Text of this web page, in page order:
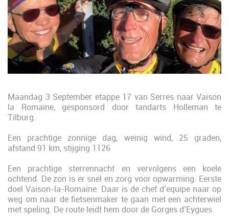
Maandag 3 September etappe 17 van Serres naar Vaison
la Romaine, gesponsord door tandarts Holleman te
Tilburg.
Een prachtige zonnige dag, weinig wind, 25 graden,
afstand 91 km, stijging 1126
Een prachtige sterrennacht en vervolgens een koele
ochtend. De zon is er snel en zorg voor opwarming. Eerste
doel Vaison-la-Romaine. Daar is de chef d’equipe naar op
weg om naar de fietsenmaker te gaan met een achterwiel
met speling. De route leidt hem door de Gorges d’Eygues.